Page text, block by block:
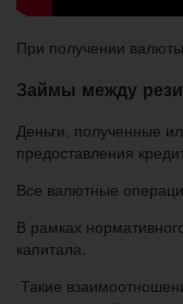
При получении
Займы между
Деньги, полученные
предоставления
Все валютные
В рамках
капитала.
Такие